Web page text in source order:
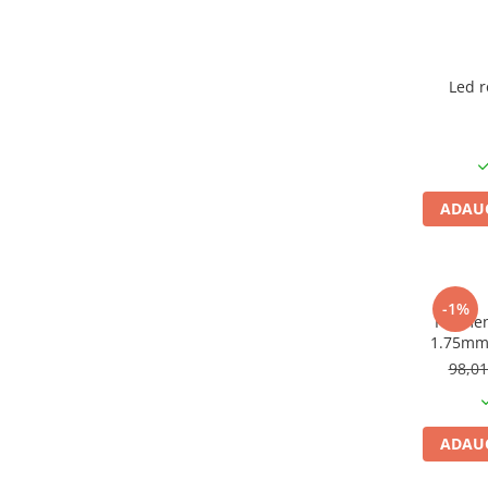
Led
-1%